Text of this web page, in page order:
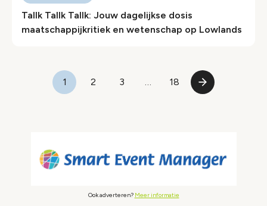
Tallk Tallk Tallk: Jouw dagelijkse dosis
maatschappijkritiek en wetenschap op Lowlands
Paginering
Pagina
1
Pagina
2
Pagina
3 …
Laatste
18
Volgende
Ook adverteren? Meer informatie